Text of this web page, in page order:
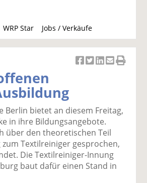
WRP Star Jobs / Verkäufe
u
c
a
uf
F
ac
e
b
t
wi
tt
er
n
el
a
uf
Li
n
k
e
el
p
er
E
m
ai
l
D
e
Berlin bietet an diesem Freitag,
in ihre Bildungsangebote.
über den theoretischen Teil
Textilreiniger gesprochen,
Die Textilreiniger-Innung
baut dafür einen Stand in